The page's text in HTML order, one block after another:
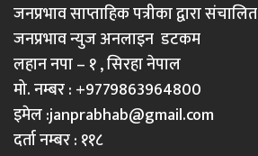
जनप्रभाव साप्ताहिक पत्रीका द्वारा संचालित
जनप्रभाव न्युज अनलाइन डटकम
लहान नपा – १ , सिरहा नेपाल
मो. नम्बर : +9779863964800
इमेल :janprabhab@gmail.com
दर्ता नम्बर : ११८